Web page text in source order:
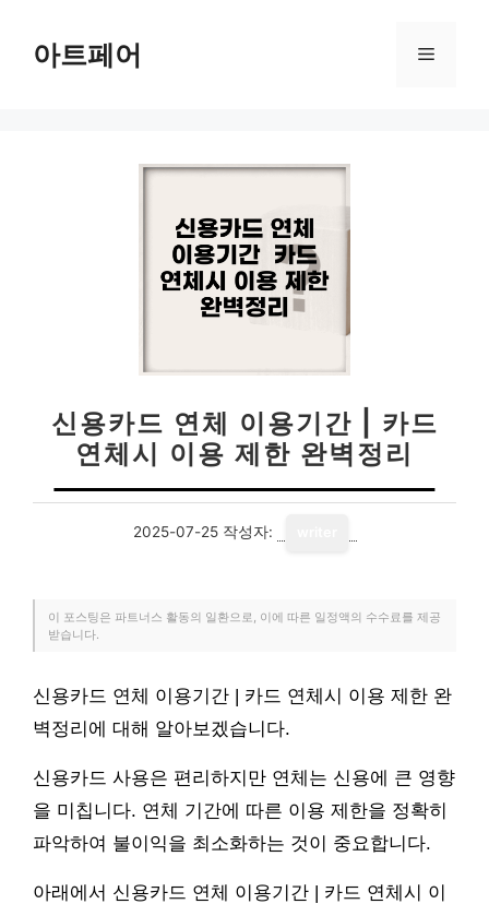
아트페어 메
신용카드 연체 이용기간 | 카드
연체시 이용 제한 완벽정리
2025-07-25 작성자:
이 포스팅은 파트너스 활동의 일환으로, 이에 따른 일정액의 수수료를 제공
받습니다.
신용카드 연체 이용기간 | 카드 연체시 이용 제한 완
벽정리에 대해 알아보겠습니다.
신용카드 사용은 편리하지만 연체는 신용에 큰 영향
을 미칩니다. 연체 기간에 따른 이용 제한을 정확히
파악하여 불이익을 최소화하는 것이 중요합니다.
아래에서 신용카드 연체 이용기간 | 카드 연체시 이